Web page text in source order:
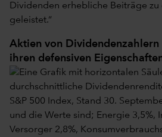
Dividenden erhebliche Beiträge
geleistet.“
Aktien von
ihren defensiven